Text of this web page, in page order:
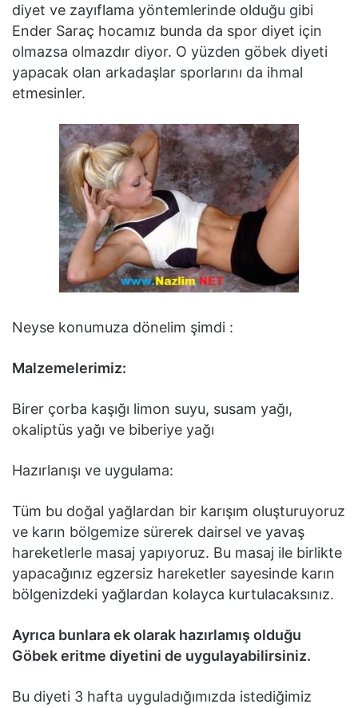
diyet ve zayıflama yöntemlerinde olduğu gibi
Ender Saraç hocamız bunda da spor diyet için
olmazsa olmazdır diyor. O yüzden göbek diyeti
yapacak olan arkadaşlar sporlarını da ihmal
etmesinler.
Neyse konumuza dönelim şimdi :
Malzemelerimiz:
Birer çorba kaşığı limon suyu, susam yağı,
okaliptüs yağı ve biberiye yağı
Hazırlanışı ve uygulama:
Tüm bu doğal yağlardan bir karışım oluşturuyoruz
ve karın bölgemize sürerek dairsel ve yavaş
hareketlerle masaj yapıyoruz. Bu masaj ile birlikte
yapacağınız egzersiz hareketler sayesinde karın
bölgenizdeki yağlardan kolayca kurtulacaksınız.
Ayrıca bunlara ek olarak hazırlamış olduğu
Göbek eritme diyetini de uygulayabilirsiniz.
Bu diyeti 3 hafta uyguladığımızda istediğimiz